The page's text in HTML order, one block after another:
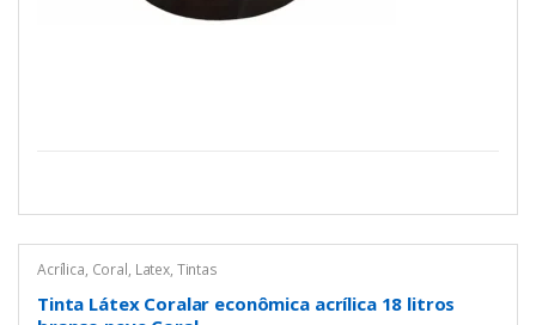
Acrílica, Coral, Latex, Tintas
Tinta Látex Coralar econômica acrílica 18 litros